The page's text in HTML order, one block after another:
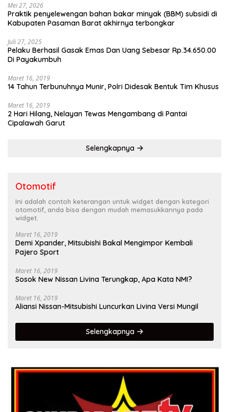
Mei 27, 2026
Praktik penyelewengan bahan bakar minyak (BBM) subsidi di
Kabupaten Pasaman Barat akhirnya terbongkar
Juli 27, 2025
Pelaku Berhasil Gasak Emas Dan Uang Sebesar Rp.34.650.00
Di Payakumbuh
Maret 16, 2019
14 Tahun Terbunuhnya Munir, Polri Didesak Bentuk Tim Khusus
Maret 16, 2019
2 Hari Hilang, Nelayan Tewas Mengambang di Pantai
Cipalawah Garut
Selengkapnya
Otomotif
Ini adalah contoh keterangan untuk widget dengan kategori
otomotif, anda bisa dengan mudah memasukkannya pada
widget.
Maret 16, 2019
Demi Xpander, Mitsubishi Bakal Mengimpor Kembali
Pajero Sport
Maret 16, 2019
Sosok New Nissan Livina Terungkap, Apa Kata NMI?
Maret 16, 2019
Aliansi Nissan-Mitsubishi Luncurkan Livina Versi Mungil
Selengkapnya